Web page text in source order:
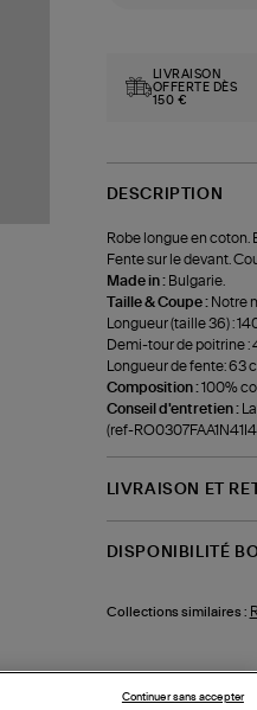
LIVRAISON
OFFERTE DÈS
150 €
DESCRIPTION
Robe longue en coton.
Fente sur le devant.
Made in : Bulgarie.
Taille & Coupe : Notre
Longueur (taille 36) :
Demi-tour de poitrine :
Longueur de fente: 63
Composition :100%
Conseil d'entretien :
(ref-
LIVRAISON ET
DISPONIBILITÉ
Collections similaires :
Continuer sans accepter